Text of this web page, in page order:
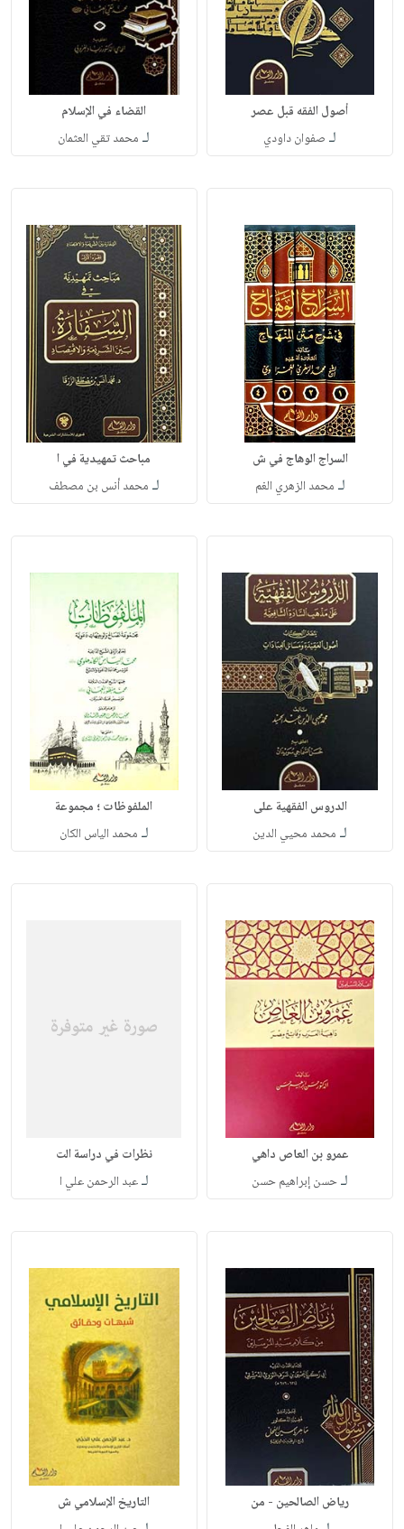
أصول الفقه قبل عصر
لـ صفوان داودي
القضاء في الإسلام
لـ محمد تقي العثمان
السراج الوهاج في ش
لـ محمد الزهري الغم
مباحث تمهيدية في ا
لـ محمد أنس بن مصطف
الدروس الفقهية على
لـ محمد محيي الدين
الملفوظات ؛ مجموعة
لـ محمد الياس الكان
عمرو بن العاص داهي
لـحسن إبراهيم حسن
نظرات في دراسة الت
لـعبد الرحمن علي ا
رياض الصالحين - من التاريخ الإسلامي ش